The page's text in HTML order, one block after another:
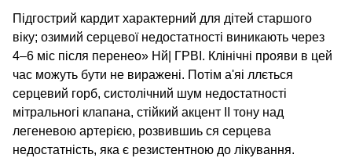
Підгострий кардит характерний для дітей старшого
віку; озимий серцевої недостатності виникають через
4–6 міс після перенео» Нй| ГРВІ. Клінічні прояви в цей
час можуть бути не виражені. Потім а'яі ллється
серцевий горб, систолічний шум недостатності
мітральногі клапана, стійкий акцент II тону над
легеневою артерією, розвившиь ся серцева
недостатність, яка є резистентною до лікування.